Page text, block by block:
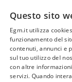
Questo sito
Egm.it utilizza
funzionamento del
contenuti, annunci e
sul tuo utilizzo del
con altre
servizi. Quando